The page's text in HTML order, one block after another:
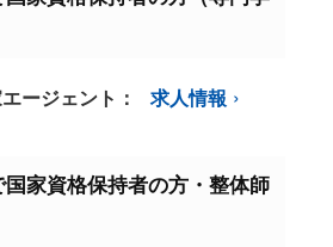
ージェント： 求人情報
国家資格保持者の方・整体師